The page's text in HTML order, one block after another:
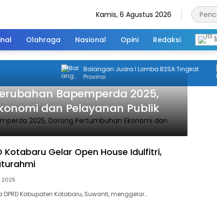
Kamis, 6 Agustus 2026
Olahraga Nasional Opini Redaksi
Balangan Juara I Lomba B2SA Tingkat
Provinsi
Bapemperda 2025,
dan Pelayanan Publik
Kotabaru Gelar Open House Idulfitri,
2025
DPRD Kabupaten Kotabaru, Suwanti, menggelar…